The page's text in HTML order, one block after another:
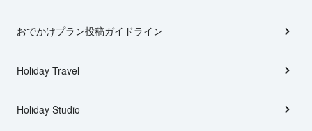
おでかけプラン投稿ガイドライン
Holiday Travel
Holiday Studio